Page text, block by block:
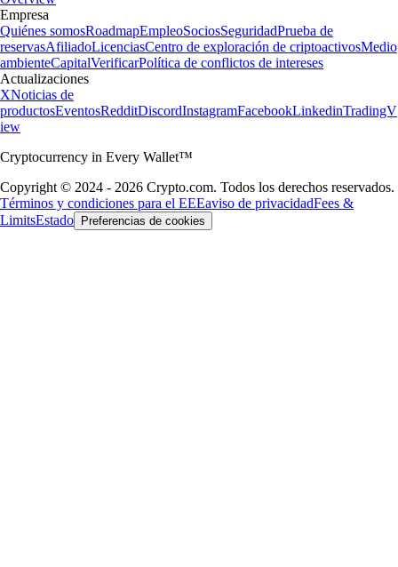
Empresa
Quiénes somosRoadmapEmpleoSociosSeguridadPrueba de
reservasAfiliadoLicenciasCentro de exploración de criptoactivosMedio
ambienteCapitalVerificarPolítica de conflictos de intereses
Actualizaciones
XNoticias de
productosEventosRedditDiscordInstagramFacebookLinkedinTradingV
iew
Cryptocurrency in Every Wallet™
Copyright © 2024 - 2026 Crypto.com. Todos los derechos reservados.
Términos y condiciones para el EEEaviso de privacidadFees &
LimitsEstado Preferencias de cookies